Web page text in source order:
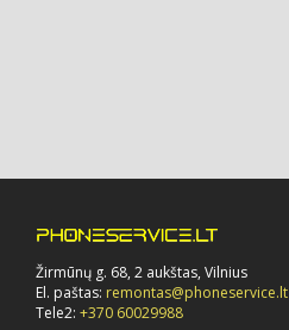
Žirmūnų g. 68, 2 aukštas, Vilnius
El. paštas: remontas@phoneservice.lt
Tele2: +370 60029988